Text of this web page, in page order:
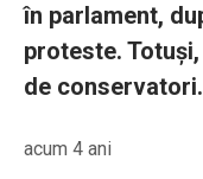
în parlament,
proteste.
de conservatori.
acum 4 ani